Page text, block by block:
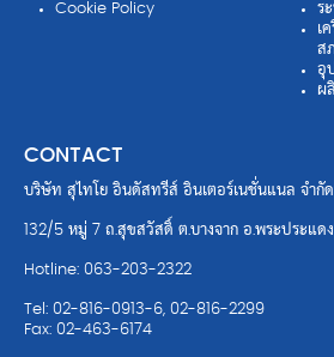
Cookie Policy
ร
เ
ส
อุ
ผ
CONTACT
บริษัท สุไทโย อินดัสทรีส์ อินเตอร์เนชั่นแนล จำกัด
132/5 หมู่ 7 ถ.สุขสวัสดิ์ ต.บางจาก อ.พระประแด
Hotline: 063-203-2322
Tel: 02-816-0913-6, 02-816-2299
Fax: 02-463-6174